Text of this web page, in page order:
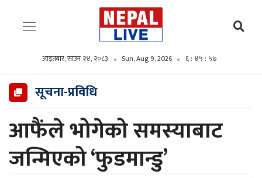
आइतबार, साउन २४, २०८३ Sun, Aug 9, 2026 ६ : ४५ : ५९
सूचना-प्रविधि
आफैंले भोगेको समस्याबाट
जन्मिएको ‘फुडमान्डु’